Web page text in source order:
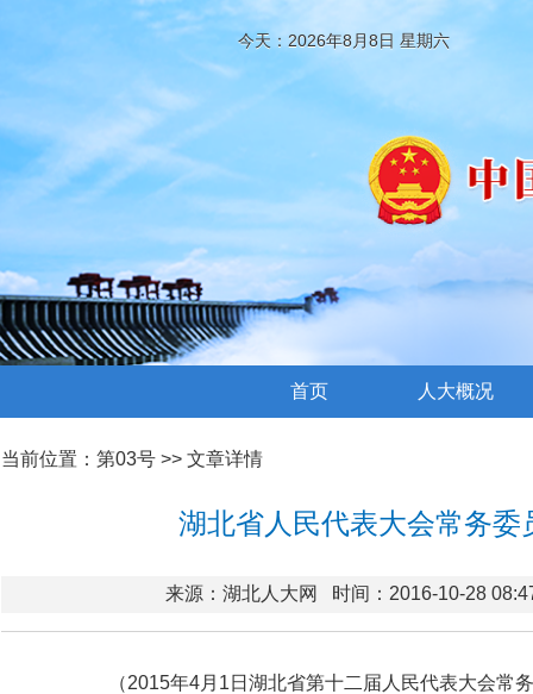
今天：2026年8月8日 星期六
首页 人大概况
当前位置： 第03号 >> 文章详情
湖北省人民代表大会常务委
来源：湖北人大网 时间：2016-10-28
（2015年4月1日湖北省第十二届人民代表大会常